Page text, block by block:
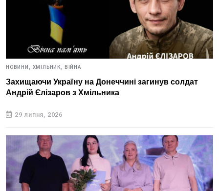
НОВИНИ, ХМІЛЬНИК, ВІЙНА
Захищаючи Україну на Донеччині загинув солдат
Андрій Єлізаров з Хмільника
29 липня, 2026